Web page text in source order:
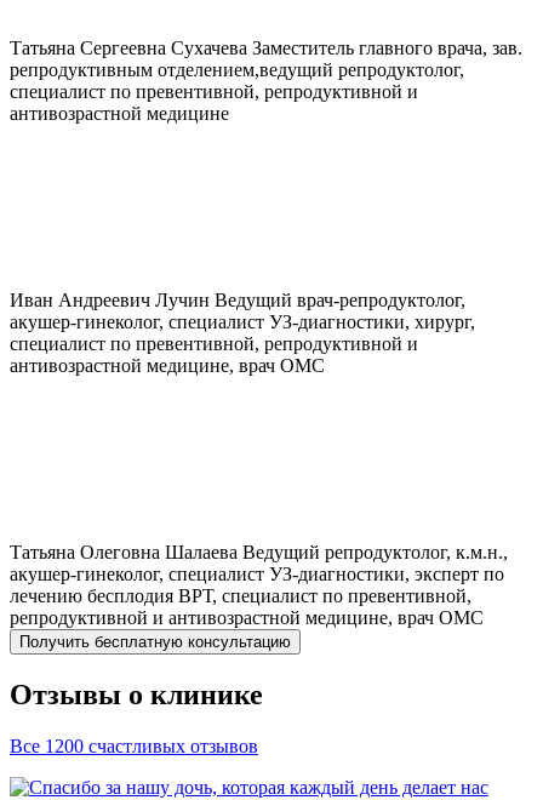
Татьяна Сергеевна Сухачева Заместитель главного врача, зав.
репродуктивным отделением,ведущий репродуктолог,
специалист по превентивной, репродуктивной и
антивозрастной медицине
Иван Андреевич Лучин Ведущий врач-репродуктолог,
акушер-гинеколог, специалист УЗ-диагностики, хирург,
специалист по превентивной, репродуктивной и
антивозрастной медицине, врач ОМС
Татьяна Олеговна Шалаева Ведущий репродуктолог, к.м.н.,
акушер-гинеколог, специалист УЗ-диагностики, эксперт по
лечению бесплодия ВРТ, специалист по превентивной,
репродуктивной и антивозрастной медицине, врач ОМС
Получить бесплатную консультацию
Отзывы о клинике
Все 1200 счастливых отзывов